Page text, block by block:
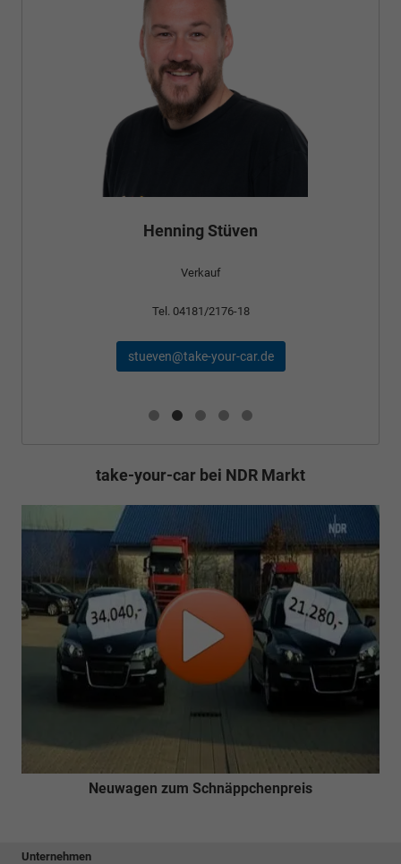
take-your-car bei NDR Markt
Neuwagen zum Schnäppchenpreis
Unternehmen